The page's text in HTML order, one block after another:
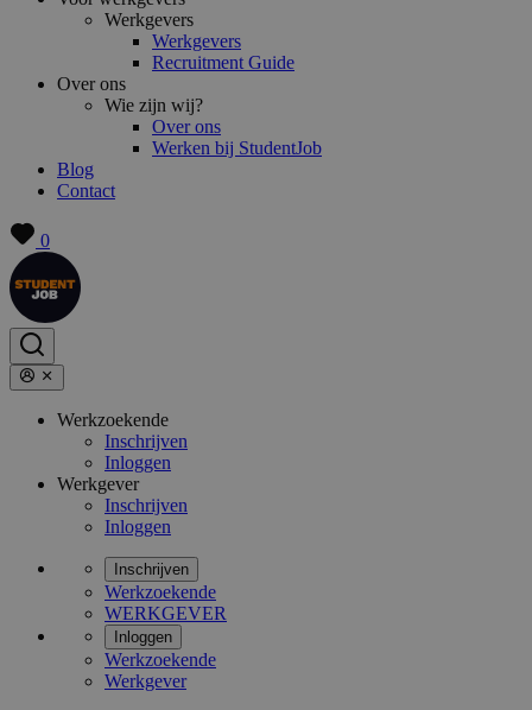
Werkgevers
Werkgevers
Recruitment Guide
Over ons
Wie zijn wij?
Over ons
Werken bij StudentJob
Blog
Contact
0
Werkzoekende
Inschrijven
Inloggen
Werkgever
Inschrijven
Inloggen
Inschrijven
Werkzoekende
WERKGEVER
Inloggen
Werkzoekende
Werkgever